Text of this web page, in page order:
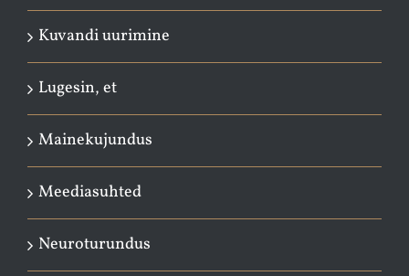
Kuvandi uurimine
Lugesin, et
Mainekujundus
Meediasuhted
Neuroturundus